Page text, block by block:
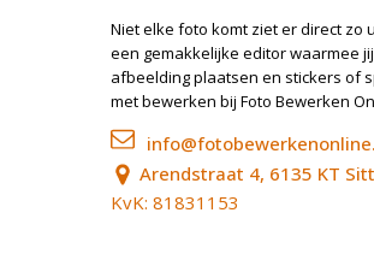
Niet elke foto komt ziet er direct zo
een gemakkelijke editor waarmee
afbeelding plaatsen en stickers of
met bewerken bij Foto Bewerken
Arendstraat 4, 6135 KT
KvK: 81831153